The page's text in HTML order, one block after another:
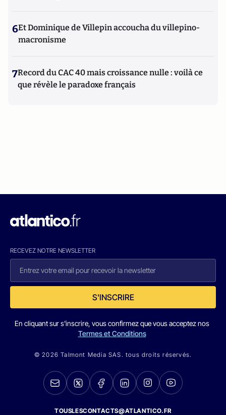
6Et Dominique de Villepin accoucha du villepino-
macronisme
7Record du CAC 40 mais croissance nulle : voilà ce
que révèle le paradoxe français
RECEVEZ NOTRE NEWSLETTER
S'INSCRIRE
En cliquant sur s'inscrire, vous confirmez que vous acceptez nos
Termes et Conditions
© 2026 Talmont Media SAS. tous droits réservés.
TOUSLESCONTACTS@ATLANTICO.FR